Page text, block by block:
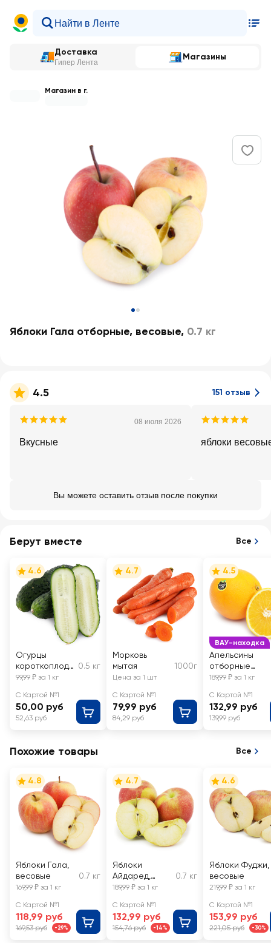
Доставка
Гипер Лента
Магазины
Магазин в г.
Яблоки Гала отборные, весовые, 0.7 кг
4.5 151 отзыв
08 июля 2026
Вкусные яблоки
Вы можете оставить отзыв после покупки
Берут вместе Все
4.6
Огурцы
короткоплодн
ые грунтовые,
0.5 кг
99,99 ₽ за 1 кг
С Картой №1
50,00 руб
52,63 руб
4.7
Морковь
мытая
1000г
Цена за 1 шт
С Картой №1
79,99 руб
84,29 руб
ВАУ-находка
4.5
Апельсины
отборные
Навел,
189,99 ₽ за 1 кг
С Картой №1
132,99 руб
139,99 руб
Похожие товары Все
4.8
Яблоки Гала,
весовые
0.7 кг
169,99 ₽ за 1 кг
С Картой №1
118,99 руб
169,53 руб -29%
4.7
Яблоки
Айдаред,
весовые
0.7 кг
189,99 ₽ за 1 кг
С Картой №1
132,99 руб
154,76 руб -14%
4.6
Яблоки Фуджи,
весовые
219,99 ₽ за 1 кг
С Картой №1
153,99 руб
221,05 руб -30%